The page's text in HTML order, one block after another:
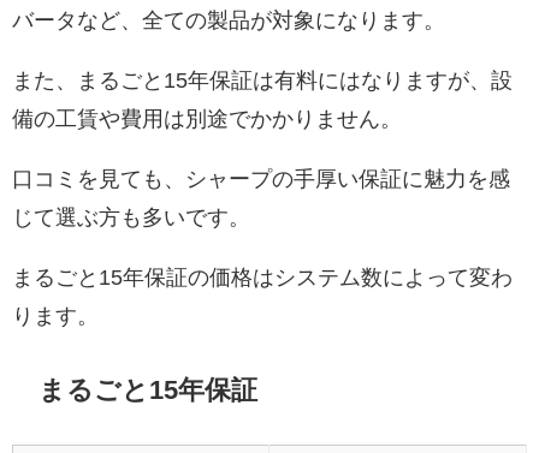
バータなど、全ての製品が対象になります。
また、まるごと15年保証は有料にはなりますが、設
備の工賃や費用は別途でかかりません。
口コミを見ても、シャープの手厚い保証に魅力を感
じて選ぶ方も多いです。
まるごと15年保証の価格はシステム数によって変わ
ります。
まるごと15年保証